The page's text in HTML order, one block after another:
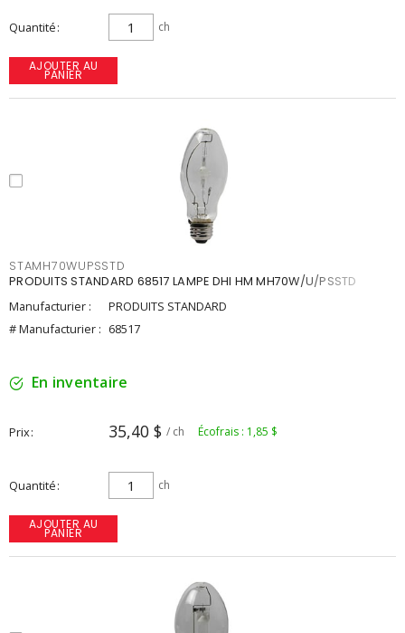
Quantité ch
AJOUTER AU
PANIER
STAMH70WUPSSTD
PRODUITS STANDARD 68517 LAMPE DHI HM MH70W/U/PSSTD
Manufacturier :
PRODUITS STANDARD
# Manufacturier : 68517
En inventaire
Prix 35,40 $ / ch Écofrais : 1,85 $
Quantité ch
AJOUTER AU
PANIER